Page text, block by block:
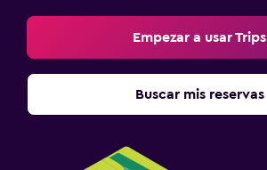
Empezar a usar Trips
Buscar mis reservas